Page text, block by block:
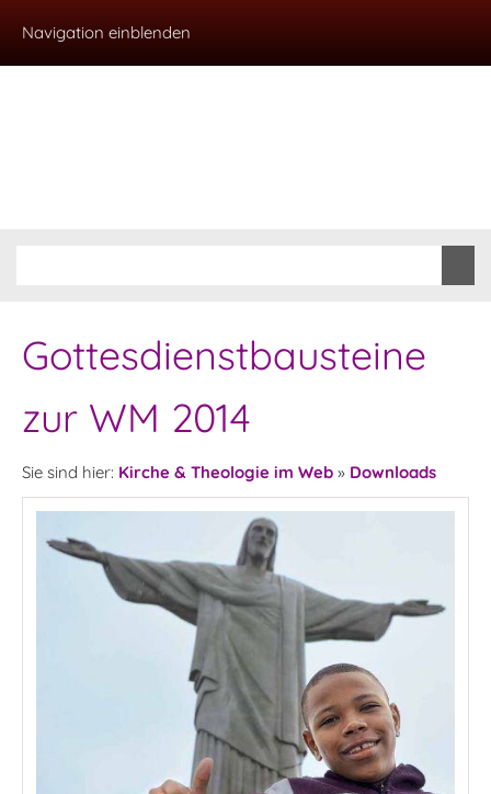
Navigation einblenden
Gottesdienstbausteine
zur WM 2014
Sie sind hier: Kirche & Theologie im Web » Downloads